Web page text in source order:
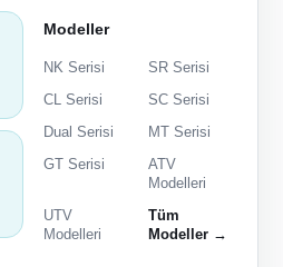
Modeller
NK Serisi
SR Serisi
CL Serisi
SC Serisi
Dual Serisi
MT Serisi
GT Serisi
ATV
Modelleri
UTV
Modelleri
Tüm
Modeller →